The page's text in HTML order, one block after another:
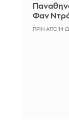
Φαν
ΠΡΙΝ ΑΠΌ 14